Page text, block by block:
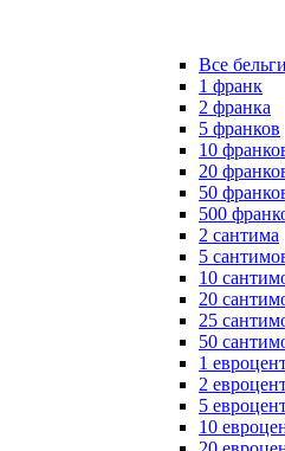
Все
1 франк
2 франка
5 франков
10
20
50
500
2 сантима
5
10
20
25
50
1
2
5
10